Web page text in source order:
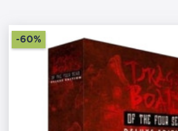
-60%